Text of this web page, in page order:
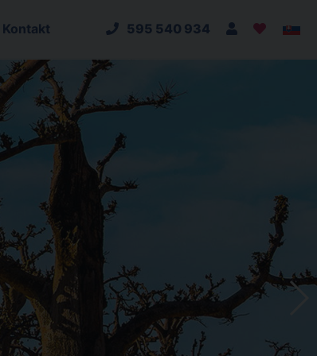
Kontakt 595 540 934